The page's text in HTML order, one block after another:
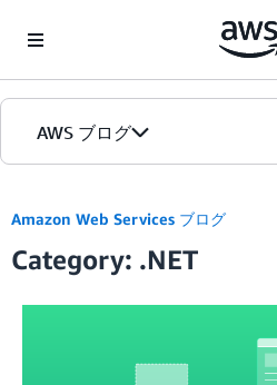
AWS ブログ
カテゴリ
エディション
Amazon Web Services ブログ
Category: .NET